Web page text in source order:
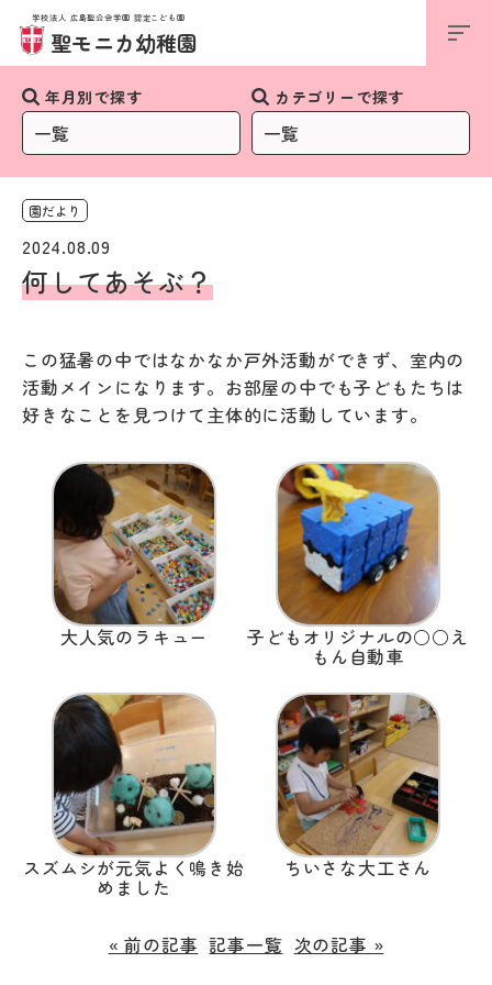
学校法人 広島聖公会学園 認定こども園
聖モニカ幼稚園
年月別で探す カテゴリーで探す
園だより
2024.08.09
何してあそぶ？
この猛暑の中ではなかなか戸外活動ができず、室内の
活動メインになります。お部屋の中でも子どもたちは
好きなことを見つけて主体的に活動しています。
大人気のラキュー 子どもオリジナルの○○え
もん自動車
スズムシが元気よく鳴き始
めました
ちいさな大工さん
« 前の記事 記事一覧 次の記事 »